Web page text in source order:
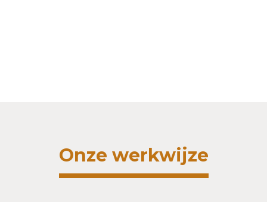
Onze werkwijze